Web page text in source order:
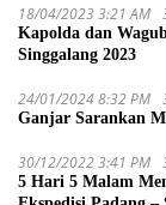
18/04/2023 3:21 AM
Kapolda dan
Singgalang 2023
24/01/2024 8:32 PM
Ganjar Sarankan
30/12/2022 3:41 PM
5 Hari 5 Malam